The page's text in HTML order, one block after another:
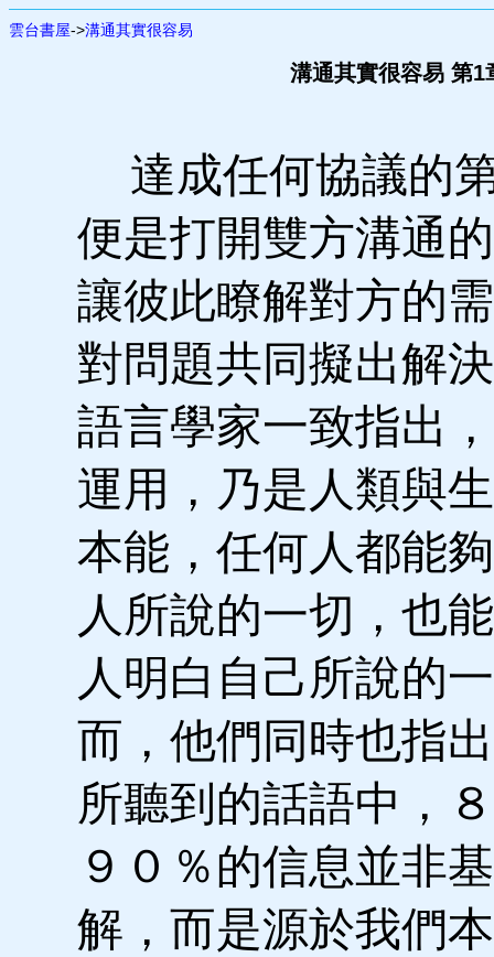
雲台書屋->溝通其實很容易
溝通其實很容易 第
達成任何協議的
便是打開雙方溝通
讓彼此瞭解對方的
對問題共同擬出解
語言學家一致指出
運用，乃是人類與
本能，任何人都能
人所說的一切，也
人明白自己所說的
而，他們同時也指
所聽到的話語中，
９０％的信息並非
解，而是源於我們